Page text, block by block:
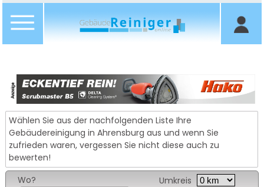
Wählen Sie aus der nachfolgenden Liste Ihre
Gebäudereinigung in Ahrensburg aus und wenn Sie
zufrieden waren, vergessen Sie nicht diese auch zu
bewerten!
Wo?
Umkreis